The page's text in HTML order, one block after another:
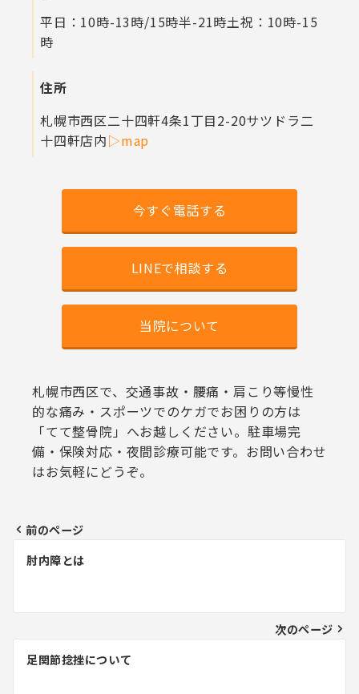
平日：10時-13時/15時半-21時土祝：10時-15
時
住所
札幌市西区二十四軒4条1丁目2-20サツドラ二
十四軒店内▷map
今すぐ電話する
LINEで相談する
当院について
札幌市西区で、交通事故・腰痛・肩こり等慢性
的な痛み・スポーツでのケガでお困りの方は
「てて整骨院」へお越しください。駐車場完
備・保険対応・夜間診療可能です。お問い合わせ
はお気軽にどうぞ。
投
ナ
ビ
ゲ
前のページ
肘内障とは
次のページ
足関節捻挫について